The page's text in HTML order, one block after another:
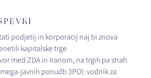
podjetij in korporacij naj bi znova
kapitalske trge
med ZDA in Iranom, na trgih pa strah
javnih ponudb (IPO): vodnik za